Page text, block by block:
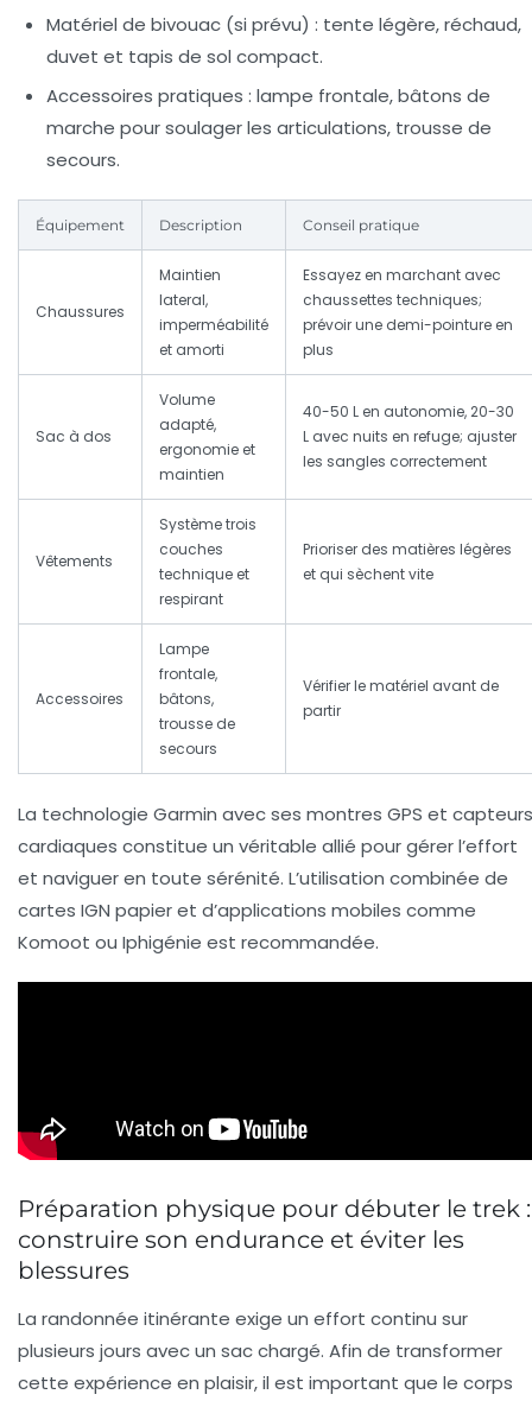
Matériel de bivouac (si prévu) : tente légère, réchaud,
duvet et tapis de sol compact.
Accessoires pratiques : lampe frontale, bâtons de
marche pour soulager les articulations, trousse de
secours.
Équipement Description Conseil pratique
Chaussures
Maintien
lateral,
imperméabilité
et amorti
Essayez en marchant avec
chaussettes techniques;
prévoir une demi-pointure en
plus
Sac à dos
Volume
adapté,
ergonomie et
maintien
40-50 L en autonomie, 20-30
L avec nuits en refuge; ajuster
les sangles correctement
Vêtements
Système trois
couches
technique et
respirant
Prioriser des matières légères
et qui sèchent vite
Accessoires
Lampe
frontale,
bâtons,
trousse de
secours
Vérifier le matériel avant de
partir
La technologie Garmin avec ses montres GPS et capteurs
cardiaques constitue un véritable allié pour gérer l’effort
et naviguer en toute sérénité. L’utilisation combinée de
cartes IGN papier et d’applications mobiles comme
Komoot ou Iphigénie est recommandée.
Préparation physique pour débuter le trek :
construire son endurance et éviter les
blessures
La randonnée itinérante exige un effort continu sur
plusieurs jours avec un sac chargé. Afin de transformer
cette expérience en plaisir, il est important que le corps